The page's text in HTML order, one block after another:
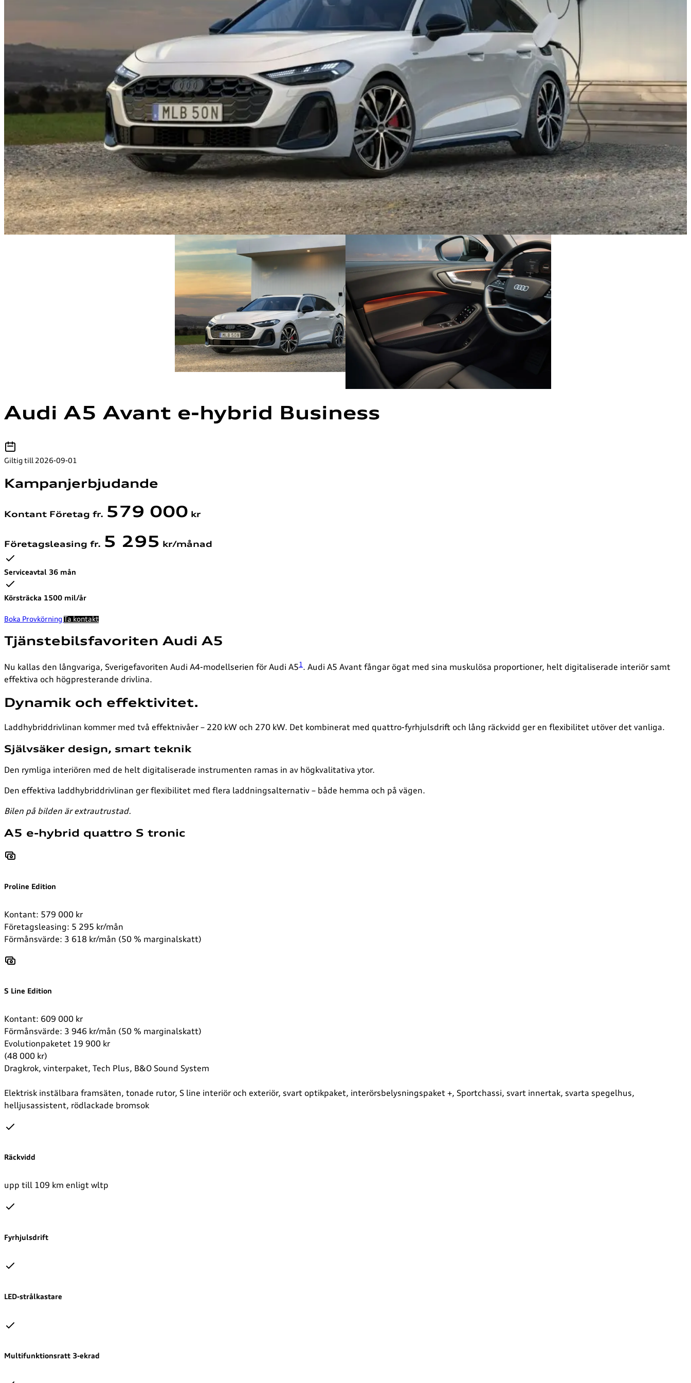
Audi A5 Avant e-hybrid Business
Giltig till 2026-09-01
Kampanjerbjudande
Kontant Företag fr. 579 000 kr
Företagsleasing fr. 5 295 kr/månad
Serviceavtal 36 mån
Körsträcka 1500 mil/år
Boka Provkörning Ta kontakt
Tjänstebilsfavoriten Audi A5
Nu kallas den långvariga, Sverigefavoriten Audi A4-modellserien för Audi A51. Audi A5 Avant fångar ögat med sina muskulösa proportioner, helt digitaliserade interiör samt
effektiva och högpresterande drivlina.
Dynamik och effektivitet.
Laddhybriddrivlinan kommer med två effektnivåer – 220 kW och 270 kW. Det kombinerat med quattro-fyrhjulsdrift och lång räckvidd ger en flexibilitet utöver det vanliga.
Självsäker design, smart teknik
Den rymliga interiören med de helt digitaliserade instrumenten ramas in av högkvalitativa ytor.
Den effektiva laddhybriddrivlinan ger flexibilitet med flera laddningsalternativ – både hemma och på vägen.
Bilen på bilden är extrautrustad.
A5 e-hybrid quattro S tronic
Proline Edition
Kontant: 579 000 kr
Företagsleasing: 5 295 kr/mån
Förmånsvärde: 3 618 kr/mån (50 % marginalskatt)
S Line Edition
Kontant: 609 000 kr
Förmånsvärde: 3 946 kr/mån (50 % marginalskatt)
Evolutionpaketet 19 900 kr
(48 000 kr)
Dragkrok, vinterpaket, Tech Plus, B&O Sound System
Elektrisk instälbara framsäten, tonade rutor, S line interiör och exteriör, svart optikpaket, interörsbelysningspaket +, Sportchassi, svart innertak, svarta spegelhus,
helljusassistent, rödlackade bromsok
Räckvidd
upp till 109 km enligt wltp
Fyrhjulsdrift
LED-strålkastare
Multifunktionsratt 3-ekrad